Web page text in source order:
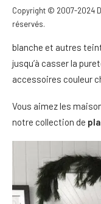
Copyright © 2007-2024
réservés.
pures, tout en
blanche et autres
jusqu’à casser la
accessoires couleur
Vous aimez les
notre collection de